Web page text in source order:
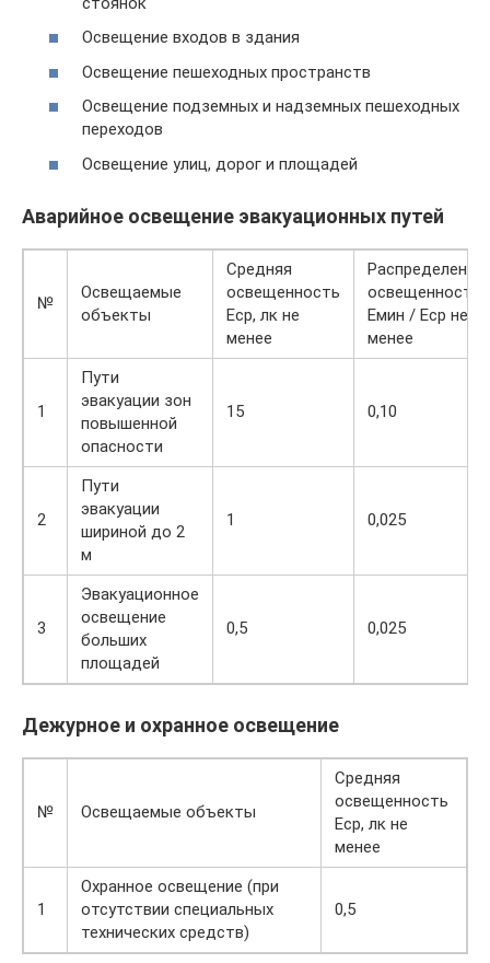
Освещение входов в здания
Освещение пешеходных пространств
Освещение подземных и надземных пешеходных
переходов
Освещение улиц, дорог и площадей
Аварийное освещение эвакуационных путей
№
Освещаемые
объекты
Средняя
освещенность
Еср, лк не
менее
Распределение
освещенности
Емин / Еср не
менее
1
Пути
эвакуации зон
повышенной
опасности
15 0,10
2
Пути
эвакуации
шириной до 2
м
1 0,025
3
Эвакуационное
освещение
больших
площадей
0,5 0,025
Дежурное и охранное освещение
№ Освещаемые объекты
Средняя
освещенность
Еср, лк не
менее
1
Охранное освещение (при
отсутствии специальных
технических средств)
0,5